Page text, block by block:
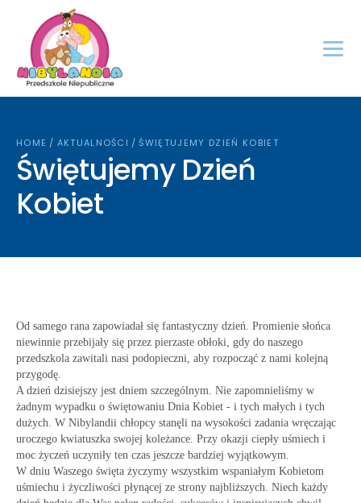
HOME / AKTUALNOŚCI / ŚWIĘTUJEMY DZIEŃ KOBIET
Świętujemy Dzień
Kobiet
Od samego rana zapowiadał się fantastyczny dzień. Promienie słońca
niewinnie przebijały się przez pierzaste obłoki, gdy do naszego
przedszkola zawitali nasi podopieczni, aby rozpocząć z nami kolejną
przygodę.
A dzień dzisiejszy jest dniem szczególnym. Nie zapomnieliśmy w
żadnym wypadku o świętowaniu Dnia Kobiet - i tych małych i tych
dużych. W Nibylandii chłopcy stanęli na wysokości zadania wręczając
uroczego kwiatuszka swojej koleżance. Przy okazji ciepły uśmiech i
moc życzeń uczyniły ten czas jeszcze bardziej wyjątkowym.
W dniu Waszego święta życzymy wszystkim wspaniałym Kobietom
uśmiechu i życzliwości płynącej ze strony najbliższych. Niech każdy